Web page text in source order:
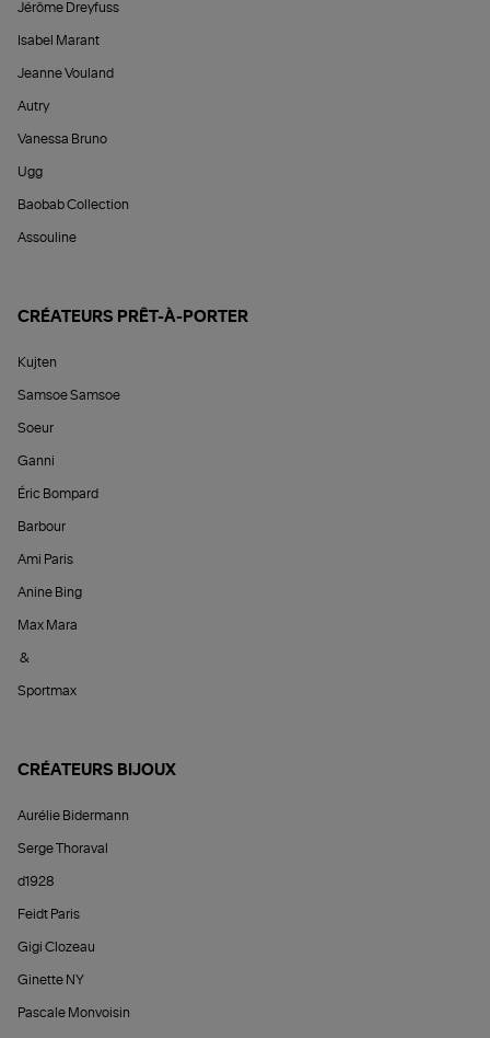
Jérôme Dreyfuss
Isabel Marant
Jeanne Vouland
Autry
Vanessa Bruno
Ugg
Baobab Collection
Assouline
CRÉATEURS PRÊT-À-PORTER
Kujten
Samsoe Samsoe
Soeur
Ganni
Éric Bompard
Barbour
Ami Paris
Anine Bing
Max Mara
&
Sportmax
CRÉATEURS BIJOUX
Aurélie Bidermann
Serge Thoraval
d1928
Feidt Paris
Gigi Clozeau
Ginette NY
Pascale Monvoisin